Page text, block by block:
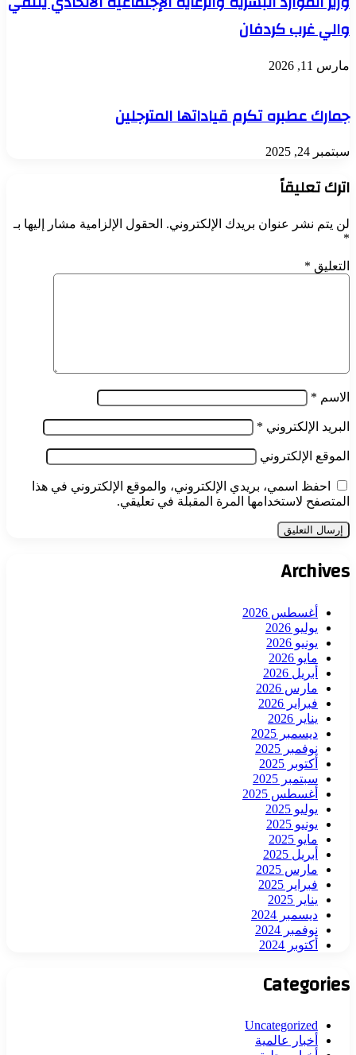
والي غرب كردفان
مارس 11, 2026
جمارك عطبره تكرم قياداتها المترجلين
سبتمبر 24, 2025
اترك تعليقاً
لن يتم نشر عنوان بريدك الإلكتروني. الحقول الإلزامية مشار إليها بـ
*
التعليق *
الاسم *
البريد الإلكتروني *
الموقع الإلكتروني
احفظ اسمي، بريدي الإلكتروني، والموقع الإلكتروني في هذا
المتصفح لاستخدامها المرة المقبلة في تعليقي.
Archives
أغسطس 2026
يوليو 2026
يونيو 2026
مايو 2026
أبريل 2026
مارس 2026
فبراير 2026
يناير 2026
ديسمبر 2025
نوفمبر 2025
أكتوبر 2025
سبتمبر 2025
أغسطس 2025
يوليو 2025
يونيو 2025
مايو 2025
أبريل 2025
مارس 2025
فبراير 2025
يناير 2025
ديسمبر 2024
نوفمبر 2024
أكتوبر 2024
Categories
Uncategorized
أخبار عالمية